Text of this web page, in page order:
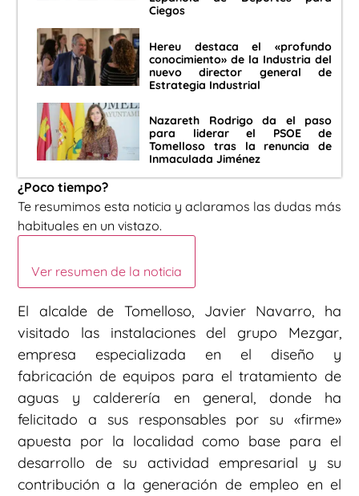
Ciegos
Hereu destaca el «profundo
conocimiento» de la Industria del
nuevo director general de
Estrategia Industrial
Nazareth Rodrigo da el paso
para liderar el PSOE de
Tomelloso tras la renuncia de
Inmaculada Jiménez
¿Poco tiempo?
Te resumimos esta noticia y aclaramos las dudas más
habituales en un vistazo.
Ver resumen de la noticia
El alcalde de Tomelloso, Javier Navarro, ha
visitado las instalaciones del grupo Mezgar,
empresa especializada en el diseño y
fabricación de equipos para el tratamiento de
aguas y calderería en general, donde ha
felicitado a sus responsables por su «firme»
apuesta por la localidad como base para el
desarrollo de su actividad empresarial y su
contribución a la generación de empleo en el